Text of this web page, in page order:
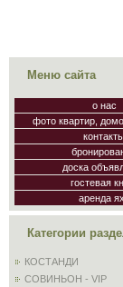
Меню сайта
о нас
фото квартир,
доска
гостевая
аренда
Категории
КОСТАНДИ
СОВИНЬОН - VIP